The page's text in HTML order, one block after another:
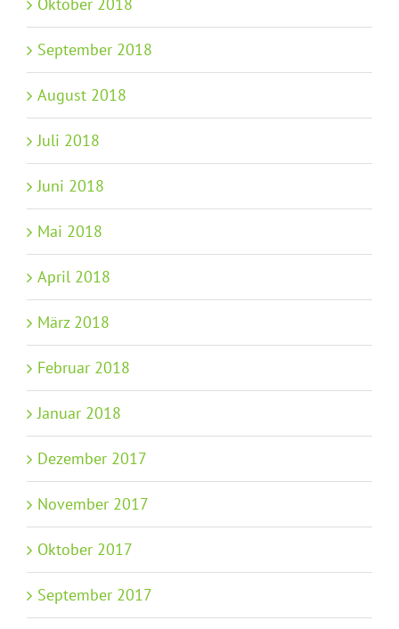
September 2018
August 2018
Juli 2018
Juni 2018
Mai 2018
April 2018
März 2018
Februar 2018
Januar 2018
Dezember 2017
November 2017
Oktober 2017
September 2017